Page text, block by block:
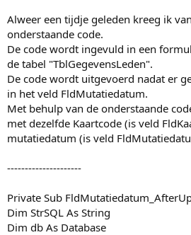
t
e
r
Alweer een tijdje geleden kreeg ik
onderstaande code.
De code wordt ingevuld in een
de tabel "TblGegevensLeden".
De code wordt uitgevoerd nadat er
in het veld FldMutatiedatum.
Met behulp van de onderstaande
met dezelfde Kaartcode (is veld
mutatiedatum (is veld
---------------------
Private Sub
Dim StrSQL As String
Dim db As Database